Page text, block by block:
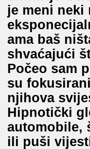
je meni neki
ama baš
shvaćajući
Počeo sam
su
njihova
Hipnotički
automobile,
ili puši